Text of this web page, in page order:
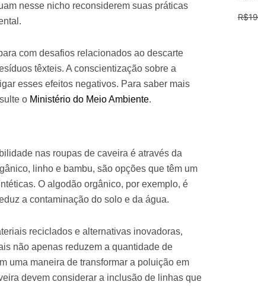
nesse nicho reconsiderem suas práticas
com desafios relacionados ao descarte
têxteis. A conscientização sobre a
esses efeitos negativos. Para saber mais
o Ministério do Meio Ambiente.
nas roupas de caveira é através da
linho e bambu, são opções que têm um
O algodão orgânico, por exemplo, é
a contaminação do solo e da água.
reciclados e alternativas inovadoras,
não apenas reduzem a quantidade de
uma maneira de transformar a poluição em
devem considerar a inclusão de linhas que
R$